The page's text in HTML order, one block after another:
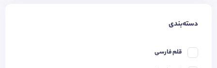
دسته‌بندی
قلم فارسی